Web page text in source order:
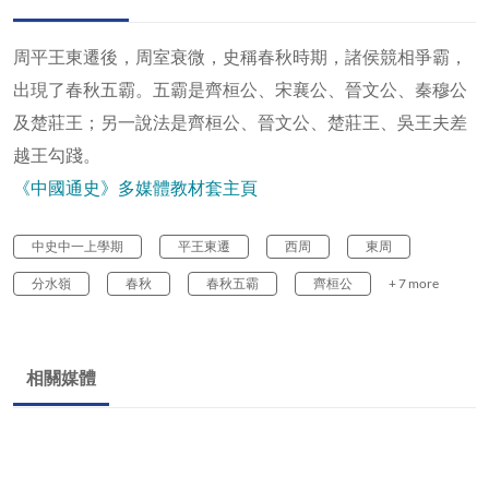
周平王東遷後，周室衰微，史稱春秋時期，諸侯競相爭霸，
出現了春秋五霸。五霸是齊桓公、宋襄公、晉文公、秦穆公
及楚莊王；另一說法是齊桓公、晉文公、楚莊王、吳王夫差
越王勾踐。
《中國通史》多媒體教材套主頁
中史中一上學期 平王東遷 西周 東周
分水嶺 春秋 春秋五霸 齊桓公 + 7 more
相關媒體